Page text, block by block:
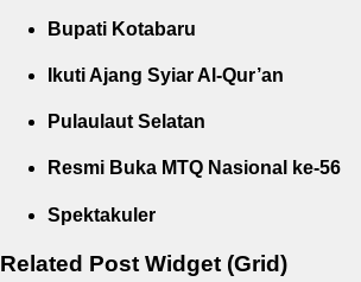
Bupati Kotabaru
Ikuti Ajang Syiar Al-Qur’an
Pulaulaut Selatan
Resmi Buka MTQ Nasional ke-56
Spektakuler
Related Post Widget (Grid)